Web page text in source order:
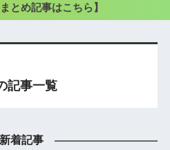
とめ記事はこちら】
記事一覧
新着記事